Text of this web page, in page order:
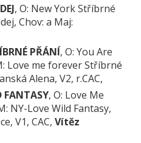
, O: New York Stříbrné
Chov: a Maj:
PŘÁNÍ, O: You Are
Love me forever Stříbrné
Alena, V2, r.CAC,
FANTASY, O: Love Me
NY-Love Wild Fantasy,
V1, CAC, Vítěz